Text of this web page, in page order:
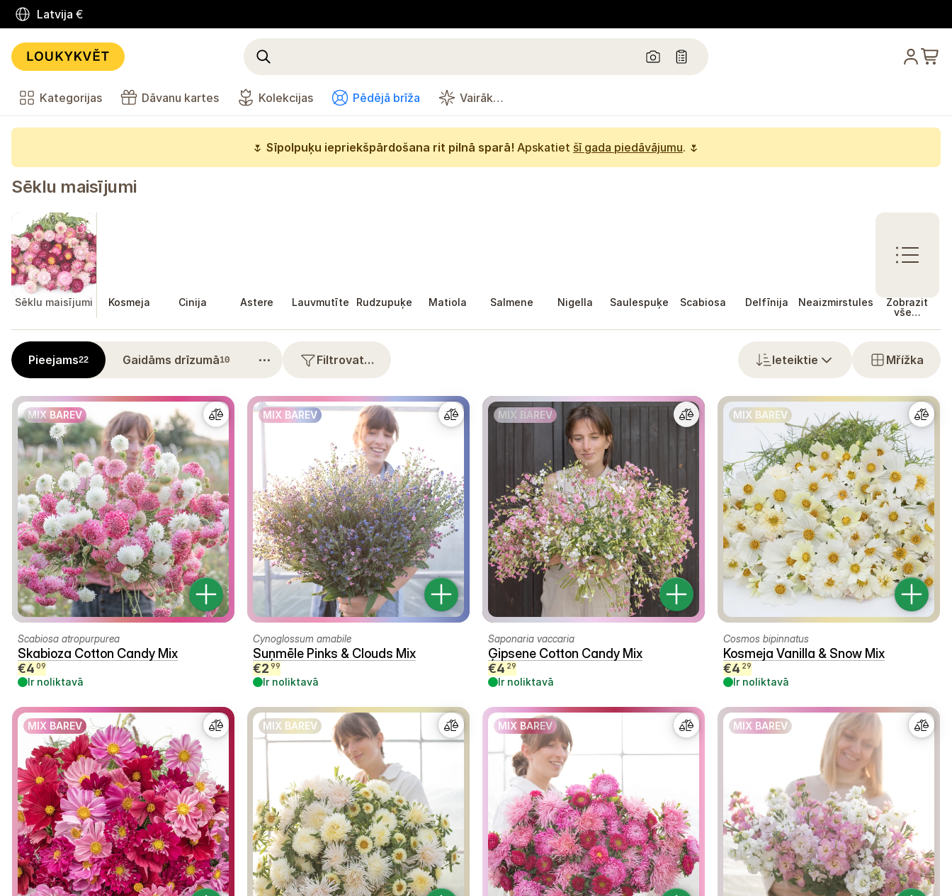
Latvija €
Kategorijas Dāvanu kartes Kolekcijas Pēdējā brīža Vairāk…
🌷 Sīpolpuķu iepriekšpārdošana rit pilnā sparā! Apskatiet šī gada piedāvājumu. 🌷
Sēklu maisījumi
Sēklu maisījumi Kosmeja Cinija Astere Lauvmutīte Rudzupuķe Matiola Salmene Nigella Saulespuķe Scabiosa Delfīnija Neaizmirstules
Zobrazit
vše…
Pieejams22 Gaidāms drīzumā10 ⋯ Filtrovat… Ieteiktie Mřížka
MIX BAREV
Scabiosa atropurpurea
Skabioza Cotton Candy Mix
€4 09
Ir noliktavā
MIX BAREV
Cynoglossum amabile
Suņmēle Pinks & Clouds Mix
€2 99
Ir noliktavā
MIX BAREV
Saponaria vaccaria
Ģipsene Cotton Candy Mix
€4 29
Ir noliktavā
MIX BAREV
Cosmos bipinnatus
Kosmeja Vanilla & Snow Mix
€4 29
Ir noliktavā
MIX BAREV MIX BAREV MIX BAREV MIX BAREV